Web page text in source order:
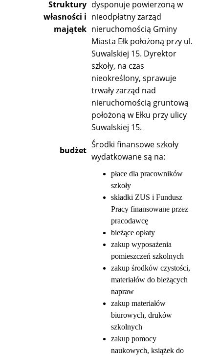
Struktury
własności i
majątek
dysponuje powierzoną w
nieodpłatny zarząd
nieruchomością Gminy
Miasta Ełk położoną przy ul.
Suwalskiej 15. Dyrektor
szkoły, na czas
nieokreślony, sprawuje
trwały zarząd nad
nieruchomością gruntową
położoną w Ełku przy ulicy
Suwalskiej 15.
budżet
Środki finansowe szkoły
wydatkowane są na:
płace dla pracowników
szkoły
składki ZUS i Fundusz
Pracy finansowane przez
pracodawcę
bieżące opłaty
zakup wyposażenia
pomieszczeń szkolnych
zakup środków czystości,
materiałów do bieżących
napraw
zakup materiałów
biurowych, druków
szkolnych
zakup pomocy
naukowych, książek do